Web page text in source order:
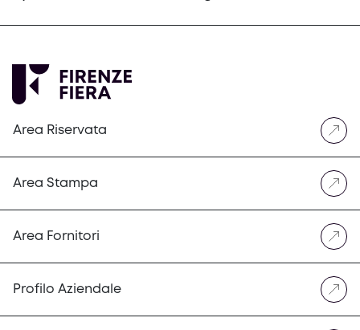
Area Riservata
Area Stampa
Area Fornitori
Profilo Aziendale